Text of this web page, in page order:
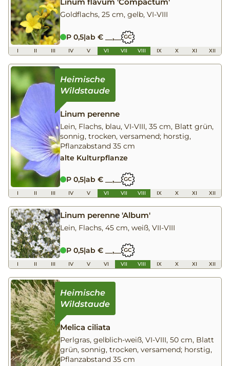
Goldflachs, 25 cm, gelb, VI-VIII
P 0,5|ab € __,__ GC
I II III IV V VI VII VIII IX X XI XII
Linum perenne
Lein, Flachs, blau, VI-VIII, 35 cm, Blatt grün,
sonnig, trocken, versamend; horstig,
Pflanzabstand 35 cm
alte Kulturpflanze
P 0,5|ab € __,__ GC
I II III IV V VI VII VIII IX X XI XII
Linum perenne 'Album'
Lein, Flachs, 45 cm, weiß, VII-VIII
P 0,5|ab € __,__ GC
I II III IV V VI VII VIII IX X XI XII
Melica ciliata
Perlgras, gelblich-weiß, VI-VIII, 50 cm, Blatt
grün, sonnig, trocken, versamend; horstig,
Pflanzabstand 35 cm